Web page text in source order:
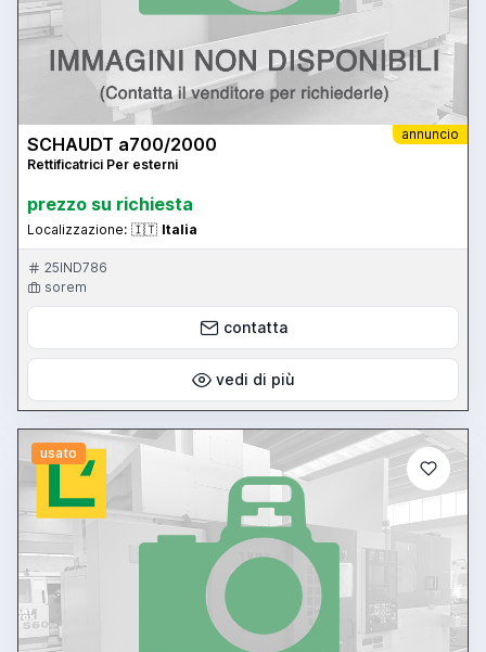
annuncio
SCHAUDT a700/2000
Rettificatrici Per esterni
prezzo su richiesta
Localizzazione: 🇮🇹 Italia
25IND786
sorem
contatta
vedi di più
usato